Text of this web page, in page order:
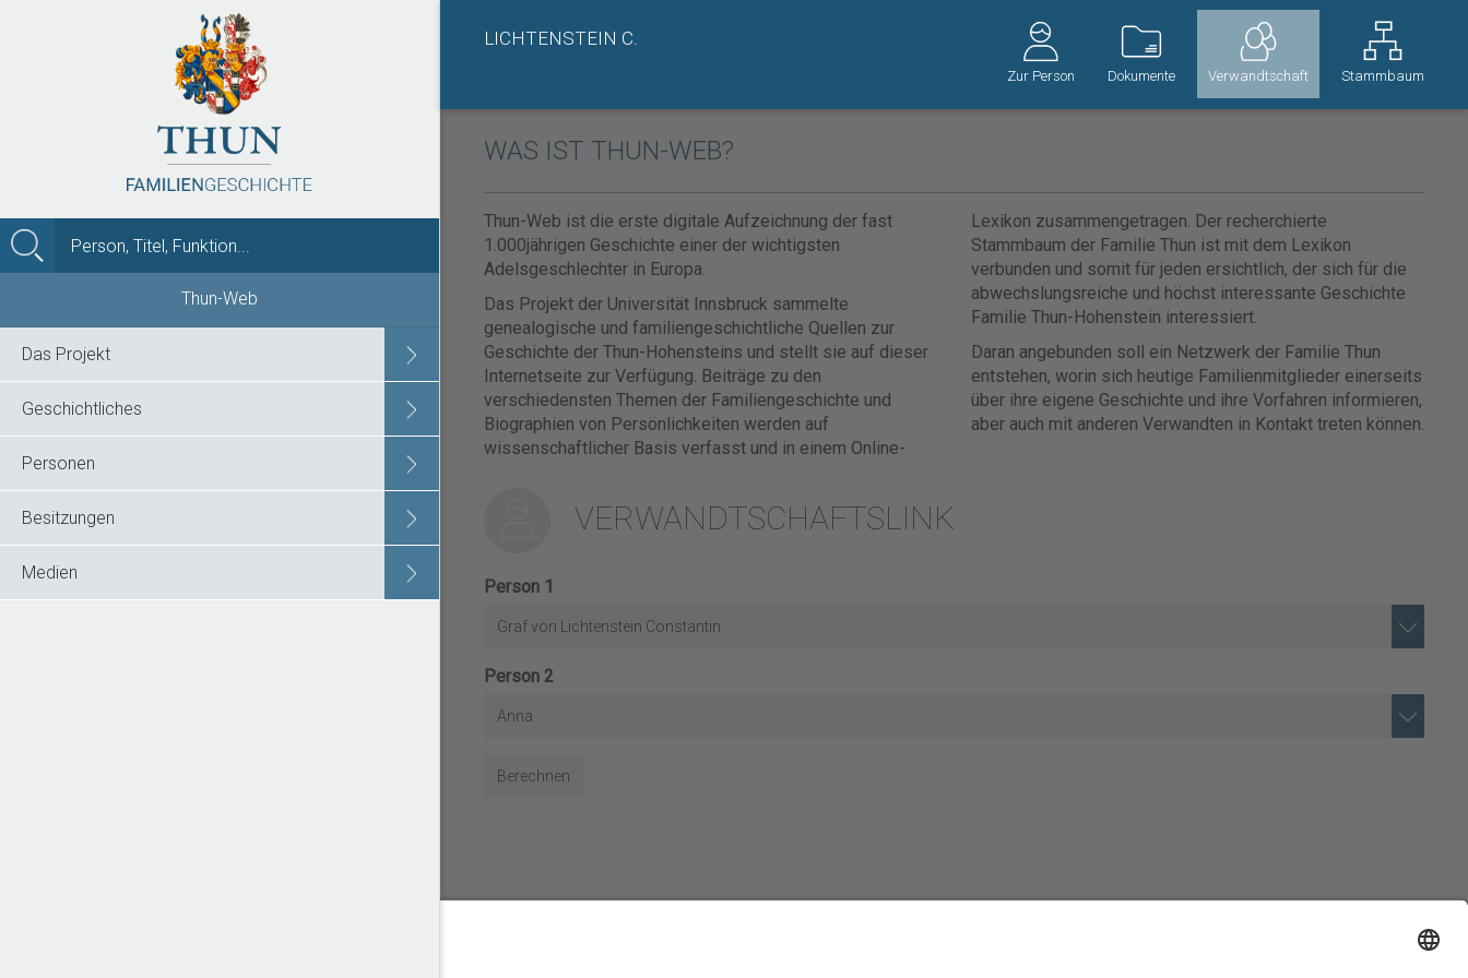
Thun-Web
Das Projekt
Geschichtliches
Personen
Besitzungen
Medien
WAS IST THUN-WEB?
Thun-Web ist die erste digitale Aufzeichnung der fast
1.000jährigen Geschichte einer der wichtigsten
Adelsgeschlechter in Europa.
Das Projekt der Universität Innsbruck sammelte
genealogische und familiengeschichtliche Quellen zur
Geschichte der Thun-Hohensteins und stellt sie auf dieser
Internetseite zur Verfügung. Beiträge zu den
verschiedensten Themen der Familiengeschichte und
Biographien von Persönlichkeiten werden auf
wissenschaftlicher Basis verfasst und in einem Online-
Lexikon zusammengetragen. Der recherchierte
Stammbaum der Familie Thun ist mit dem Lexikon
verbunden und somit für jeden ersichtlich, der sich für die
abwechslungsreiche und höchst interessante Geschichte
Familie Thun-Hohenstein interessiert.
Daran angebunden soll ein Netzwerk der Familie Thun
entstehen, worin sich heutige Familienmitglieder einerseits
über ihre eigene Geschichte und ihre Vorfahren informieren,
aber auch mit anderen Verwandten in Kontakt treten können.
VERWANDTSCHAFTSLINK
Person 1
Graf von Lichtenstein Constantin
Person 2
Anna
Berechnen
LICHTENSTEIN C.
Zur Person Dokumente Verwandtschaft Stammbaum